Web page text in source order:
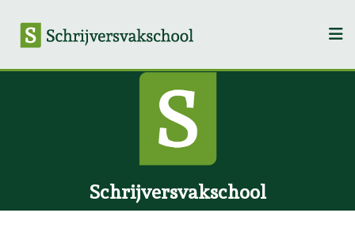
Schrijversvakschool